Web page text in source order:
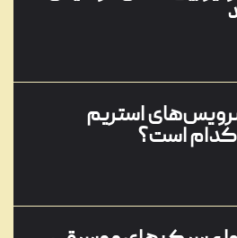
استریم
است؟